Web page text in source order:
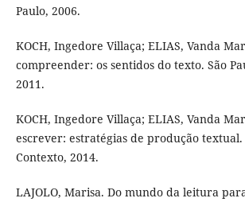
Paulo, 2006.
KOCH, Ingedore Villaça; ELIAS, Vanda
compreender: os sentidos do texto. São
2011.
KOCH, Ingedore Villaça; ELIAS, Vanda
escrever: estratégias de produção textual.
Contexto, 2014.
LAJOLO, Marisa. Do mundo da leitura